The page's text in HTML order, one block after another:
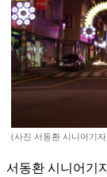
(사진 서동환 시니어기
서동환 시니어기